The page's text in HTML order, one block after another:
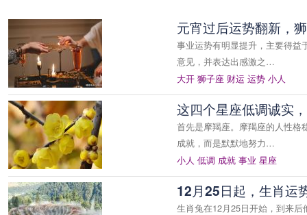
元宵过后运势翻新，
事业运势有明显提升，主要得益
意见，并表达出感激之…
大开 狮子座 财运 运势 小人
这四个星座低调诚实
首先是摩羯座。摩羯座的人性格
成就，而是默默地努力…
小人 低调 成就 事业 星座
12月25日起，生肖运
生肖兔在12月25日开始，到来